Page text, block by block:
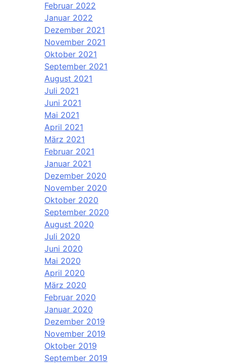
Februar 2022
Januar 2022
Dezember 2021
November 2021
Oktober 2021
September 2021
August 2021
Juli 2021
Juni 2021
Mai 2021
April 2021
März 2021
Februar 2021
Januar 2021
Dezember 2020
November 2020
Oktober 2020
September 2020
August 2020
Juli 2020
Juni 2020
Mai 2020
April 2020
März 2020
Februar 2020
Januar 2020
Dezember 2019
November 2019
Oktober 2019
September 2019